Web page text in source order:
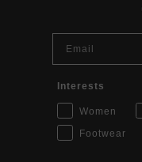
Interests
Women
Footwear